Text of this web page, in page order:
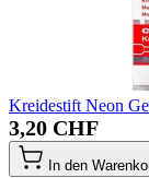
Kreidestift Neon
3,20 CHF
In den